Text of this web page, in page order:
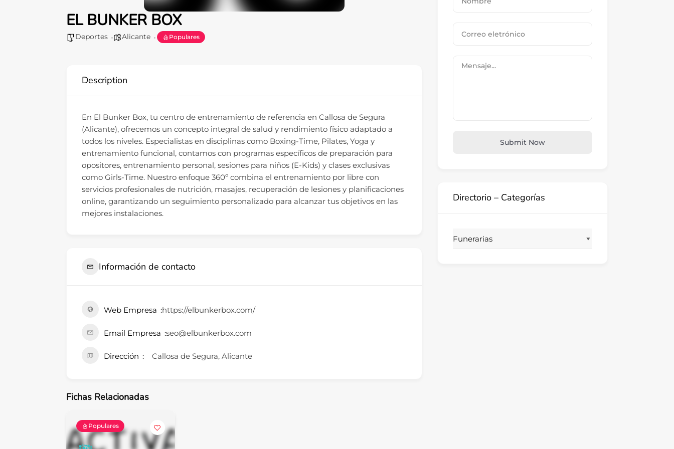
EL BUNKER BOX
Deportes Alicante Populares
Description
En El Bunker Box, tu centro de entrenamiento de referencia en Callosa de Segura
(Alicante), ofrecemos un concepto integral de salud y rendimiento físico adaptado a
todos los niveles. Especialistas en disciplinas como Boxing-Time, Pilates, Yoga y
entrenamiento funcional, contamos con programas específicos de preparación para
opositores, entrenamiento personal, sesiones para niños (E-Kids) y clases exclusivas
como Girls-Time. Nuestro enfoque 360º combina el entrenamiento por libre con
servicios profesionales de nutrición, masajes, recuperación de lesiones y planificaciones
online, garantizando un seguimiento personalizado para alcanzar tus objetivos en las
mejores instalaciones.
Información de contacto
Web Empresa https://elbunkerbox.com/
Email Empresa seo@elbunkerbox.com
Dirección Callosa de Segura, Alicante
Fichas Relacionadas
Populares
Submit Now
Directorio – Categorías